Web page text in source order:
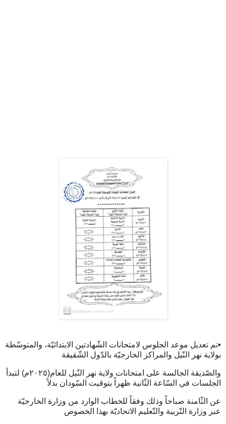
▪تم تعديل موعد الجلوس لامتحانات الشّهادتين الابتدائيّة، والمتوسّطة
بولاية نهر النّيل والمراكز الخارجيّة بالدّول الشّقيقة
والصّديقة الجالسة على امتحانات ولاية نهر النّيل للعام(٢٠٢٥م) لتبدأ
الجلسات في السّاعة الثّانية ظهراً بتوقيت السّودان بدلاً
عن الثّامنة صباحاً وذلك وفقاً للخطاب الوارد من وزارة الخارجيّة
عبر وزارة التّربية والتّعليم الاتحاديّة بهذا الخصوص